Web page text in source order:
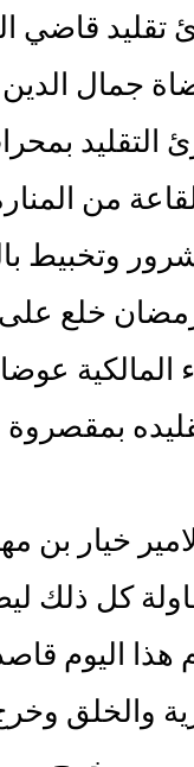
تقليد
جمال
التقليد
من
وتخبيط
رمضان خلع
بمقصروة
خيار بن
كل ذلك
اليوم
والخلق